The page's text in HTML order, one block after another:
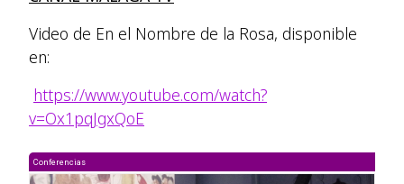
Video de En el Nombre de la Rosa, disponible
en:
https://www.youtube.com/watch?
v=Ox1pqJgxQoE
Conferencias